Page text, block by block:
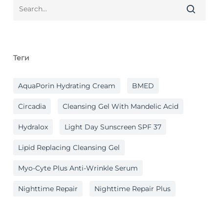
Теги
AquaPorin Hydrating Cream BMED
Circadia Cleansing Gel With Mandelic Acid
Hydralox Light Day Sunscreen SPF 37
Lipid Replacing Cleansing Gel
Myo-Cyte Plus Anti-Wrinkle Serum
Nighttime Repair Nighttime Repair Plus